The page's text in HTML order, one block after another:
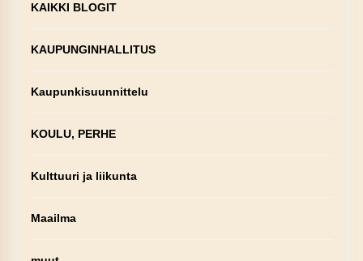
KAIKKI BLOGIT
KAUPUNGINHALLITUS
Kaupunkisuunnittelu
KOULU, PERHE
Kulttuuri ja liikunta
Maailma